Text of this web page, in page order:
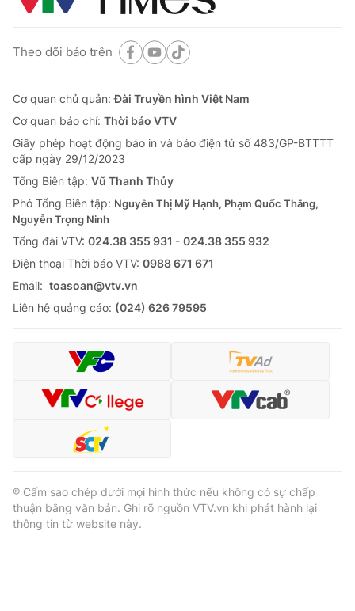
Theo dõi báo trên
Cơ quan chủ quản:Đài Truyền hình Việt Nam
Cơ quan báo chí: Thời báo VTV
Giấy phép hoạt động báo in và báo điện tử số 483/GP-BTTTT
cấp ngày 29/12/2023
Tổng Biên tập: Vũ Thanh Thủy
Phó Tổng Biên tập: Nguyễn Thị Mỹ Hạnh, Phạm Quốc Thắng,
Nguyễn Trọng Ninh
Tổng đài VTV: 024.38 355 931 - 024.38 355 932
Ðiện thoại Thời báo VTV: 0988 671 671
Email: toasoan@vtv.vn
Liên hệ quảng cáo: (024) 626 79595
® Cấm sao chép dưới mọi hình thức nếu không có sự chấp
thuận bằng văn bản. Ghi rõ nguồn VTV.vn khi phát hành lại
thông tin từ website này.